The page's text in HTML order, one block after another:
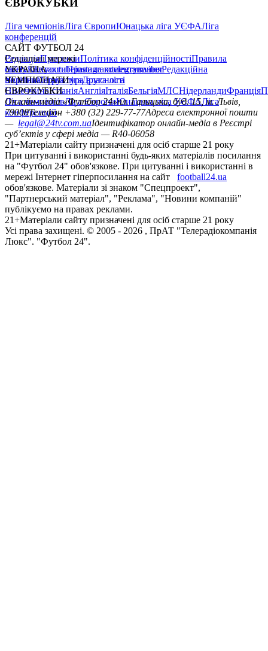
ЄВРОКУБКИ
Ліга чемпіонівЛіга ЄвропиЮнацька ліга УЄФАЛіга
конференцій
САЙТ ФУТБОЛ 24
РедакціяПрогнозиПолітика конфіденційностіПравила
сайтуКонтактиПравила коментуванняРедакційна
політикаСтруктура власності
Соціальні мережі
facebookxyoutubeinstagramtelegramviber
УКРАЇНА
УкраїнаПерша лігаДруга ліга
ЧЕМПІОНАТИ
НімеччинаІспаніяАнгліяІталіяБельгіяМЛСНідерландиФранція
ЄВРОКУБКИ
Ліга чемпіонівЛіга ЄвропиЮнацька ліга УЄФАЛіга
конференцій
Онлайн-медіа «Футбол 24»пл. Галицька, буд. 15, м. Львів,
79008Телефон +380 (32) 229-77-77Адреса електронної пошти
— legal@24tv.com.uaІдентифікатор онлайн-медіа в Реєстрі
суб’єктів у сфері медіа — R40-06058
21+Матеріали сайту призначені для осіб старше 21 року
При цитуванні і використанні будь-яких матеріалів посилання
на "Футбол 24" обов'язкове. При цитуванні і використанні в
мережі Інтернет гіперпосилання на сайт
football24.ua
обов'язкове. Матеріали зі знаком "Спецпроект",
"Партнерський матеріал", "Реклама", "Новини компаній"
публікуємо на правах реклами.
21+Матеріали сайту призначені для осіб старше 21 року
Усi права захищенi. © 2005 - 2026 , ПрАТ "Телерадіокомпанія
Люкс". "Футбол 24".